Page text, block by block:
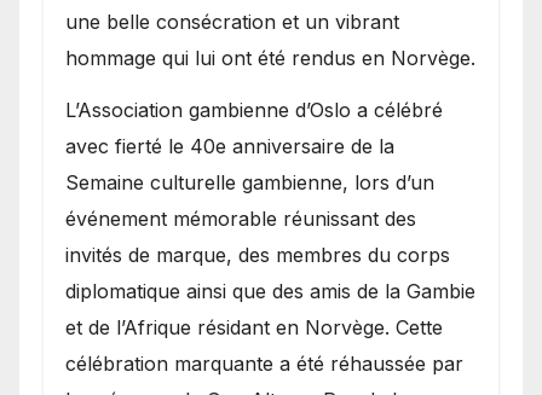
une belle consécration et un vibrant
hommage qui lui ont été rendus en Norvège.
​L’Association gambienne d’Oslo a célébré
avec fierté le 40e anniversaire de la
Semaine culturelle gambienne, lors d’un
événement mémorable réunissant des
invités de marque, des membres du corps
diplomatique ainsi que des amis de la Gambie
et de l’Afrique résidant en Norvège. Cette
célébration marquante a été réhaussée par